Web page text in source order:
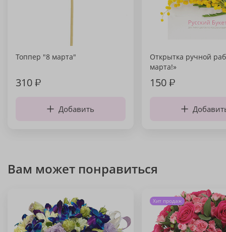
Топпер "8 марта"
310₽
Добавить
Открытка ручной
марта!»
150₽
Вам может понравиться
Хит продаж